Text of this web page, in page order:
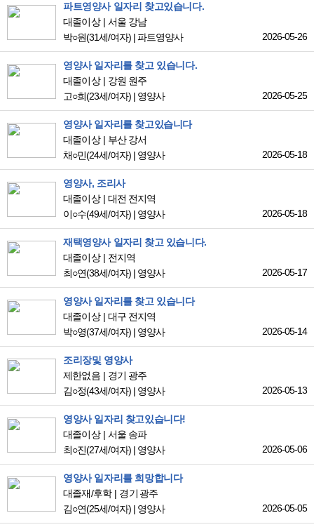
파트영양사 일자리 찾고있습니다.
대졸이상
서울 강남
박○원(31세/여자) |파트영양사 2026-05-26
영양사 일자리를 찾고 있습니다.
대졸이상
강원 원주
고○희(23세/여자) | 영양사 2026-05-25
영양사 일자리를 찾고있습니다
대졸이상
부산 강서
채○민(24세/여자) | 영양사 2026-05-18
영양사, 조리사
대졸이상
대전 전지역
이○수(49세/여자) | 영양사 2026-05-18
재택영양사 일자리 찾고 있습니다.
대졸이상
전지역
최○연(38세/여자) | 영양사 2026-05-17
영양사 일자리를 찾고 있습니다
대졸이상
대구 전지역
박○영(37세/여자) | 영양사 2026-05-14
조리장및 영양사
제한없음
경기 광주
김○정(43세/여자) | 영양사 2026-05-13
영양사 일자리 찾고있습니다!
대졸이상
서울 송파
최○진(27세/여자) | 영양사 2026-05-06
영양사 일자리를 희망합니다
대졸재/후학
경기 광주
김○연(25세/여자) | 영양사 2026-05-05